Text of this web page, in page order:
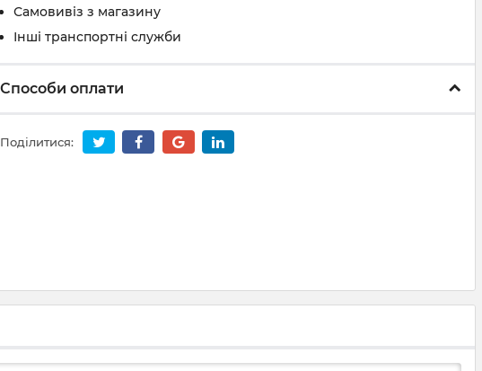
Самовивіз з магазину
Інші транспортні служби
Способи оплати
Поділитися: